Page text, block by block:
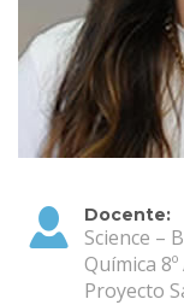
Docente:
Science –
Química 8º
Proyecto